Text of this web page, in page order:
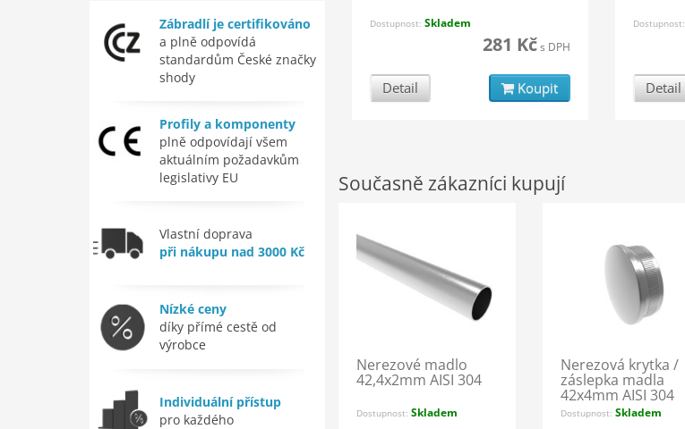
Zábradlí je certifikováno
a plně odpovídá
standardům České značky
shody
Profily a komponenty
plně odpovídají všem
aktuálním požadavkům
legislativy EU
Vlastní doprava
při nákupu nad 3000 Kč
Nízké ceny
díky přímé cestě od
výrobce
Individuální přístup
pro každého
Dostupnost:Skladem
281 Kčs DPH
Detail Koupit
Dostupnost:
Detail
Současně zákazníci kupují
Nerezové madlo
42,4x2mm AISI 304
Dostupnost:Skladem
Nerezová krytka /
záslepka madla
42x4mm AISI 304
Dostupnost:Skladem